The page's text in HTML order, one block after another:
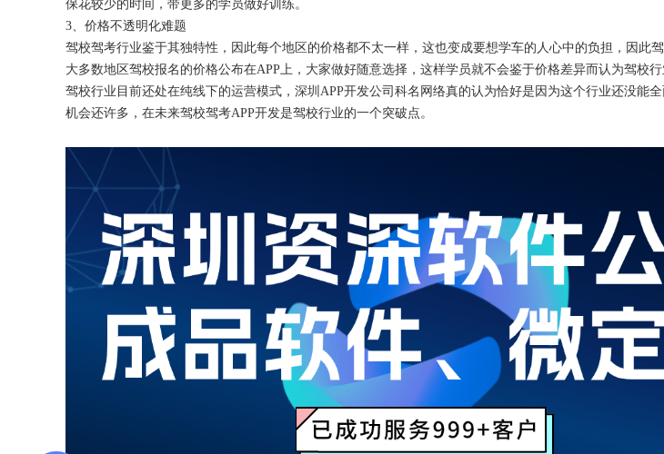
保花较少的时间，带更多的学员做好训练。
3、价格不透明化难题
驾校驾考行业鉴于其独特性，因此每个地区的价格都不太一样，这也变成要想学车的人心中的负担，因此
大多数地区驾校报名的价格公布在APP上，大家做好随意选择，这样学员就不会鉴于价格差异而认为驾校行
驾校行业目前还处在纯线下的运营模式，深圳 APP开发公司科名网络真的认为恰好是因为这个行业还没能
机会还许多，在未来驾校驾考APP开发是驾校行业的一个突破点。